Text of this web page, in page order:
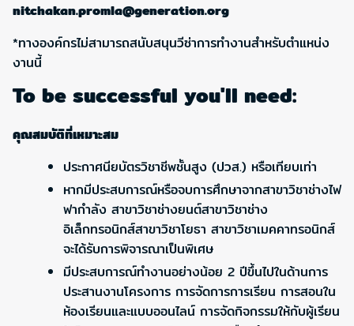
nitchakan.promla@generation.org
*ทางองค์กรไม่สามารถสนับสนุนวีซ่าการทำงานสำหรับตำแหน่ง
งานนี้
To be successful you'll need:
คุณสมบัติที่เหมาะสม
ประกาศนียบัตรวิชาชีพชั้นสูง (ปวส.) หรือเทียบเท่า
หากมีประสบการณ์หรือจบการศึกษาจากสาขาวิชาช่างไฟ
ฟากำลัง สาขาวิชาช่างยนต์สาขาวิชาช่าง
อิเล็กทรอนิกส์สาขาวิชาโยธา สาขาวิชาเมคคาทรอนิกส์
จะได้รับการพิจารณาเป็นพิเศษ
มีประสบการณ์ทำงานอย่างน้อย 2 ปีขึ้นไปในด้านการ
ประสานงานโครงการ การจัดการการเรียน การสอนใน
ห้องเรียนและแบบออนไลน์ การจัดกิจกรรมให้กับผู้เรียน